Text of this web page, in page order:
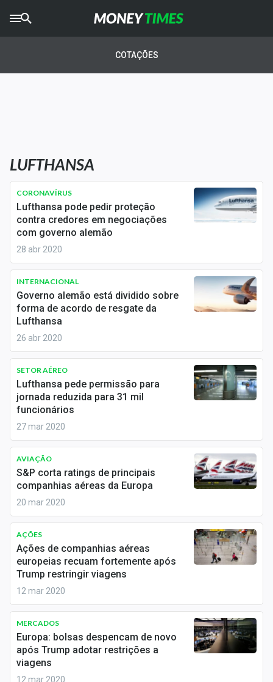
AGROTIMES
Newsletters
Money Trader
Anuncie
Últimas Notícias
Newsletters
Cotações
Comprar ou vender?
Carteiras Recomendadas
Central de Dividendos
Central de Fundos Imobiliários
Central dos IPOs
Renda Fixa
Finanças Pessoais
Mercados
Economia
Empresas
Brasil
Política
Money Trader
COTAÇÕES
LUFTHANSA
CORONAVÍRUS
Lufthansa pode pedir proteção
contra credores em negociações
com governo alemão
28 abr 2020
INTERNACIONAL
Governo alemão está dividido sobre
forma de acordo de resgate da
Lufthansa
26 abr 2020
SETOR AÉREO
Lufthansa pede permissão para
jornada reduzida para 31 mil
funcionários
27 mar 2020
AVIAÇÃO
S&P corta ratings de principais
companhias aéreas da Europa
20 mar 2020
AÇÕES
Ações de companhias aéreas
europeias recuam fortemente após
Trump restringir viagens
12 mar 2020
MERCADOS
Europa: bolsas despencam de novo
após Trump adotar restrições a
viagens
12 mar 2020